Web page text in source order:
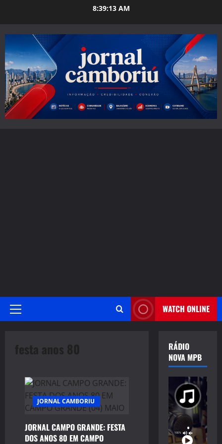
8:39:15 AM
Primary
WATCH ONLINE
festa anos 80
JORNAL CAMBORIU
JORNAL CAMPO GRANDE: FESTA
DOS ANOS 80 EM CAMPO
RÁDIO
NOVA MPB